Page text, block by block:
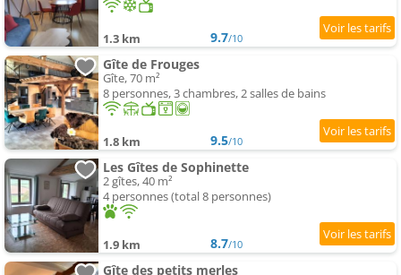
1.3 km 9.7/10
Gîte de Frouges
Gîte, 70 m²
8 personnes, 3 chambres, 2 salles de bains
1.8 km 9.5/10
Les Gîtes de Sophinette
2 gîtes, 40 m²
4 personnes (total 8 personnes)
1.9 km 8.7/10
Gîte des petits merles